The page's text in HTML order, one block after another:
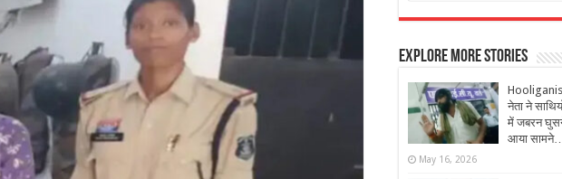
Explore More Stories
नेता ने
में जबरन
आया
May 16, 2026